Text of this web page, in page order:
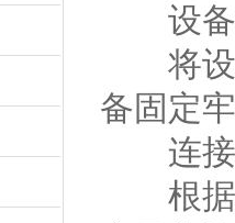
设备
将设
备固定
连接
根据